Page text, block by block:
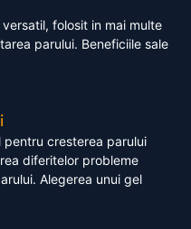
folosit in mai multe
parului. Beneficiile sale
pentru cresterea parului
diferitelor probleme
Alegerea unui gel